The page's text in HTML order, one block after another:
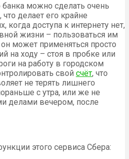
можно сделать очень
делает его крайне
когда доступа к интернету нет,
жизни – пользоваться им
может применяться просто
на ходу – стоя в пробке или
на работу в городском
свой счёт, что
не терять лишнего
с утра, или же не
делами вечером, после
этого сервиса Сбера: